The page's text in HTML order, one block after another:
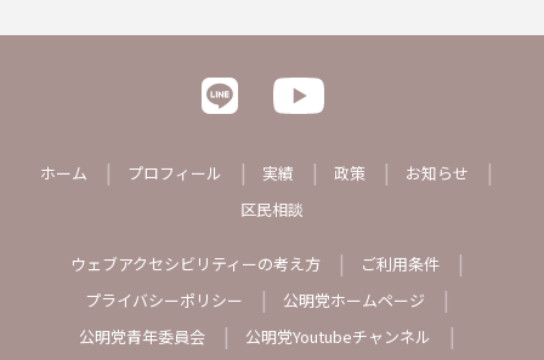
ホーム プロフィール 実績 政策
お知らせ
区民相談
ウェブアクセシビリティーの考え方
ご利用条件
プライバシーポリシー
公明党ホームページ
公明党青年委員会
公明党Youtubeチャンネル